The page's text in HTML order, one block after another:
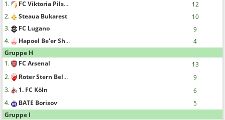
1.
FC Viktoria Pilsen
12
2.
Steaua Bukarest
10
3.
FC Lugano
9
4.
Hapoel Be'er Sheva F.C.
4
Gruppe H
1.
FC Arsenal
13
2.
Roter Stern Belgrad
9
3.
1. FC Köln
6
4.
BATE Borisov
5
Gruppe I